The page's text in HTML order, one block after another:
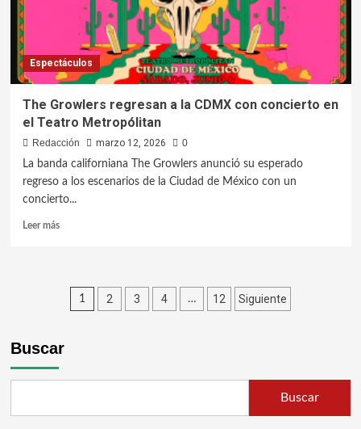
Espectáculos
The Growlers regresan a la CDMX con concierto en
el Teatro Metropólitan
Redacción marzo 12, 2026
0
La banda californiana The Growlers anunció su esperado
regreso a los escenarios de la Ciudad de México con un
concierto...
Leer más
1 2 3 4 … 12 Siguiente
Buscar
Buscar